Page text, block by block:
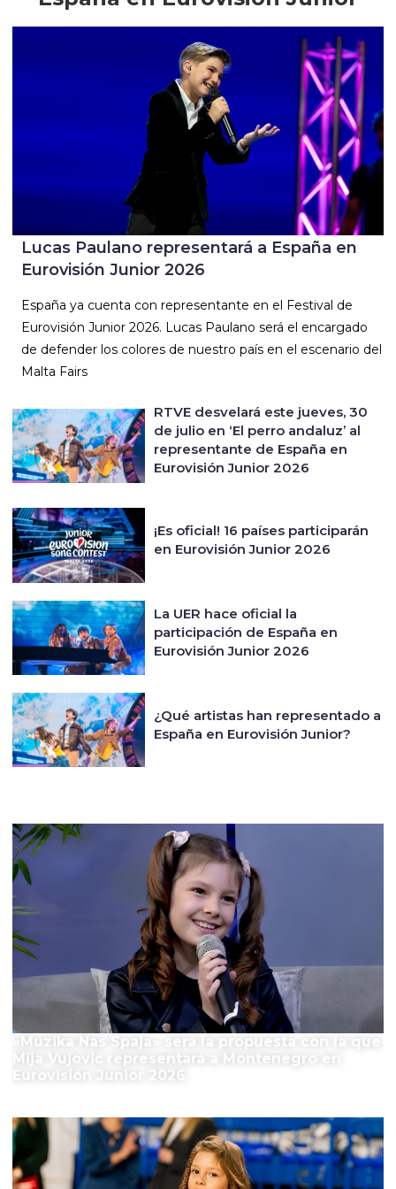
Lucas Paulano representará a España en
Eurovisión Junior 2026
España ya cuenta con representante en el Festival de
Eurovisión Junior 2026. Lucas Paulano será el encargado
de defender los colores de nuestro país en el escenario del
Malta Fairs
RTVE desvelará este jueves, 30
de julio en ‘El perro andaluz’ al
representante de España en
Eurovisión Junior 2026
¡Es oficial! 16 países participarán
en Eurovisión Junior 2026
La UER hace oficial la
participación de España en
Eurovisión Junior 2026
¿Qué artistas han representado a
España en Eurovisión Junior?
«Muzika Nas Spaja» será la propuesta con la que
Mija Vujović representará a Montenegro en
Eurovisión Junior 2026